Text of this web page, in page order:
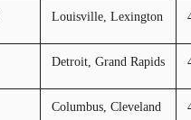
Louisville, Lexington
Detroit, Grand Rapids
Columbus, Cleveland